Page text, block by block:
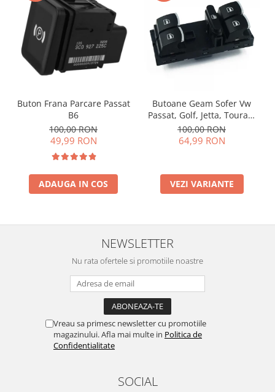
Buton Frana Parcare Passat
B6
100,00 RON
49,99 RON
ADAUGA IN COS
Butoane Geam Sofer Vw
Passat, Golf, Jetta, Touran,
Tiguan, Touareg, Polo
100,00 RON
64,99 RON
VEZI VARIANTE
NEWSLETTER
Nu rata ofertele si promotiile noastre
Vreau sa primesc newsletter cu promotiile
magazinului. Afla mai multe in Politica de
Confidentialitate
SOCIAL